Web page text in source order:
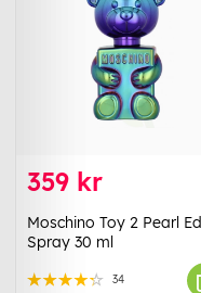
359 kr
Moschino Toy 2 Pearl
Spray 30 ml
34